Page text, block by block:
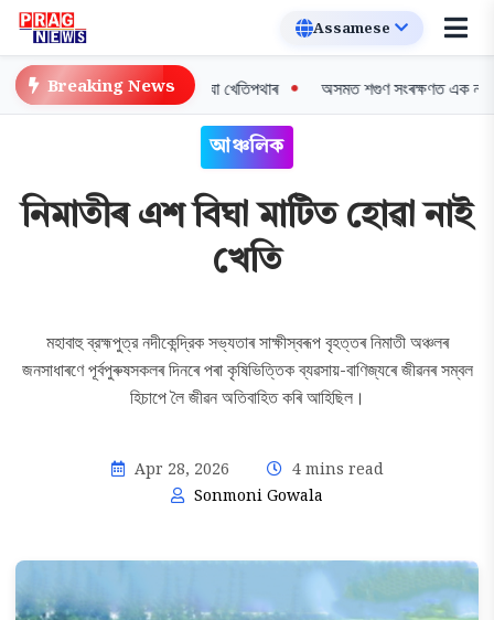
Breaking News
৪ জিলাৰ হাজাৰ হাজাৰ বিঘা খেতিপথাৰ অসমত শগুণ সংৰক্ষণত এক নতুন
আঞ্চলিক
নিমাতীৰ এশ বিঘা মাটিত হোৱা নাই
খেতি
মহাবাহু ব্রহ্মপুত্র নদীকেন্দ্রিক সভ্যতাৰ সাক্ষীস্বৰূপ বৃহত্তৰ নিমাতী অঞ্চলৰ
জনসাধাৰণে পূর্বপুৰুষসকলৰ দিনৰে পৰা কৃষিভিত্তিক ব্যৱসায়-বাণিজ্যৰে জীৱনৰ সম্বল
হিচাপে লৈ জীৱন অতিবাহিত কৰি আহিছিল।
Apr 28, 2026
4 mins read
Sonmoni Gowala